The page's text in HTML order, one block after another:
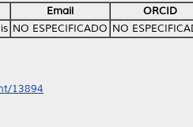
Email
ORCID
NO ESPECIFICADO NO
13894